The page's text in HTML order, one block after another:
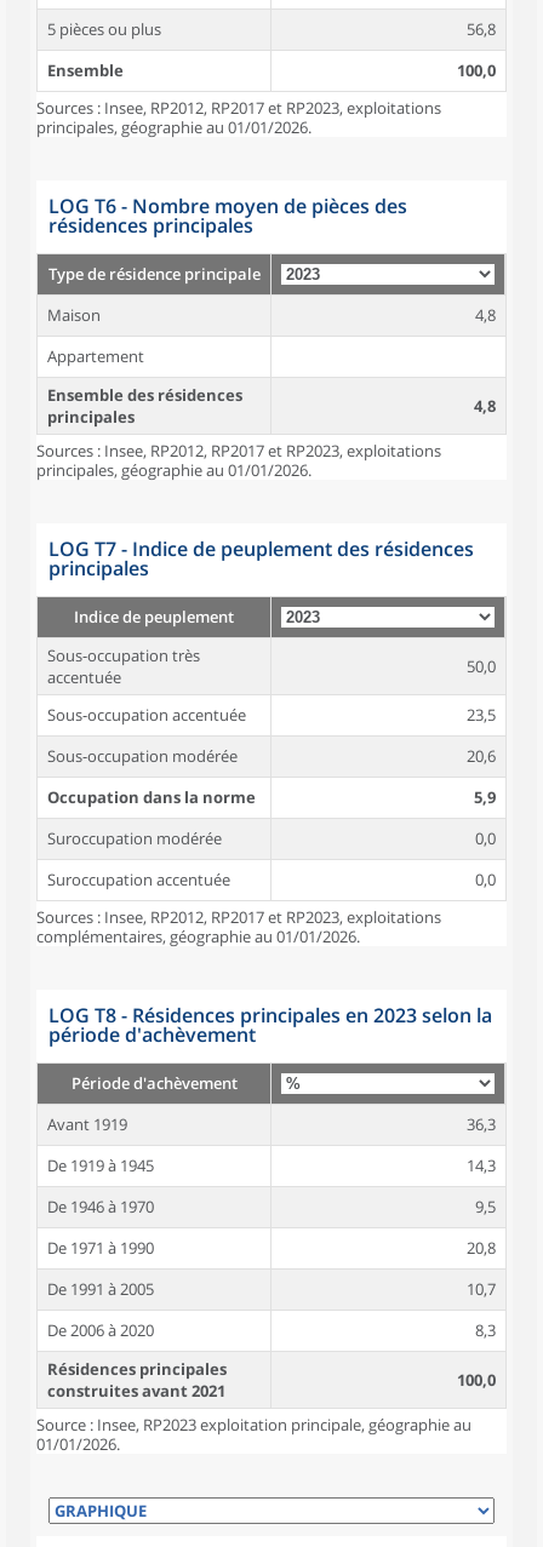
5 pièces ou plus
56,8
Ensemble
100,0
Sources : Insee, RP2012, RP2017 et RP2023, exploitations
principales, géographie au 01/01/2026.
LOG T6 - Nombre moyen de pièces des
résidences principales
Type de résidence principale
Maison
4,8
Appartement
Ensemble des résidences
principales
4,8
Sources : Insee, RP2012, RP2017 et RP2023, exploitations
principales, géographie au 01/01/2026.
LOG T7 - Indice de peuplement des résidences
principales
Indice de peuplement
Sous-occupation très
accentuée
50,0
Sous-occupation accentuée
23,5
Sous-occupation modérée
20,6
Occupation dans la norme
5,9
Suroccupation modérée
0,0
Suroccupation accentuée
0,0
Sources : Insee, RP2012, RP2017 et RP2023, exploitations
complémentaires, géographie au 01/01/2026.
LOG T8 - Résidences principales en 2023 selon la
période d'achèvement
Période d'achèvement
Avant 1919
36,3
De 1919 à 1945
14,3
De 1946 à 1970
9,5
De 1971 à 1990
20,8
De 1991 à 2005
10,7
De 2006 à 2020
8,3
Résidences principales
construites avant 2021
100,0
Source : Insee, RP2023 exploitation principale, géographie au
01/01/2026.